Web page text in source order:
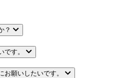
？
す。
願いしたいです。